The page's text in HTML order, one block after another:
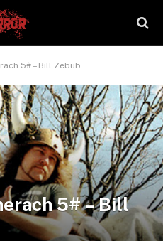
5# – Bill Zebub
5# – Bill